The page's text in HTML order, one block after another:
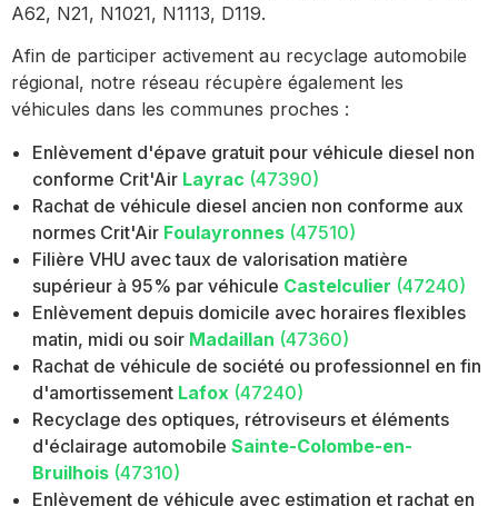
A62, N21, N1021, N1113, D119.
Afin de participer activement au recyclage automobile
régional, notre réseau récupère également les
véhicules dans les communes proches :
Enlèvement d'épave gratuit pour véhicule diesel non
conforme Crit'Air Layrac (47390)
Rachat de véhicule diesel ancien non conforme aux
normes Crit'Air Foulayronnes (47510)
Filière VHU avec taux de valorisation matière
supérieur à 95% par véhicule Castelculier (47240)
Enlèvement depuis domicile avec horaires flexibles
matin, midi ou soir Madaillan (47360)
Rachat de véhicule de société ou professionnel en fin
d'amortissement Lafox (47240)
Recyclage des optiques, rétroviseurs et éléments
d'éclairage automobile Sainte-Colombe-en-
Bruilhois (47310)
Enlèvement de véhicule avec estimation et rachat en